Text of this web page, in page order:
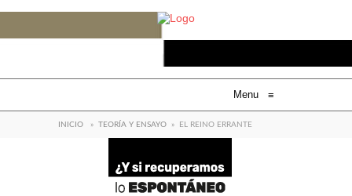
Menu ≡
INICIO » TEORÍA Y ENSAYO » EL REINO ERRANTE